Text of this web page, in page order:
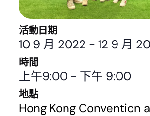
活動日期
10 9 月 2022 - 12 9 月
時間
上午9:00 - 下午 9:00
地點
Hong Kong Convention